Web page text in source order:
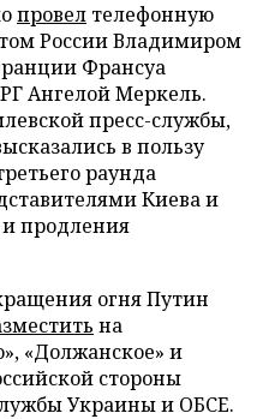
провел телефонную
России Владимиром
Франсуа
Ангелой Меркель.
пресс-службы,
в пользу
раунда
Киева и
продления
огня Путин
на
«Должанское» и
стороны
Украины и ОБСЕ.